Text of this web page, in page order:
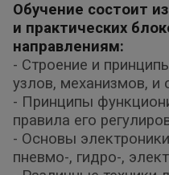
Обучение состоит
и практических
направлениям:
- Строение и
узлов, механизмов, и
- Принципы
правила его
- Основы
пневмо-, гидро-,